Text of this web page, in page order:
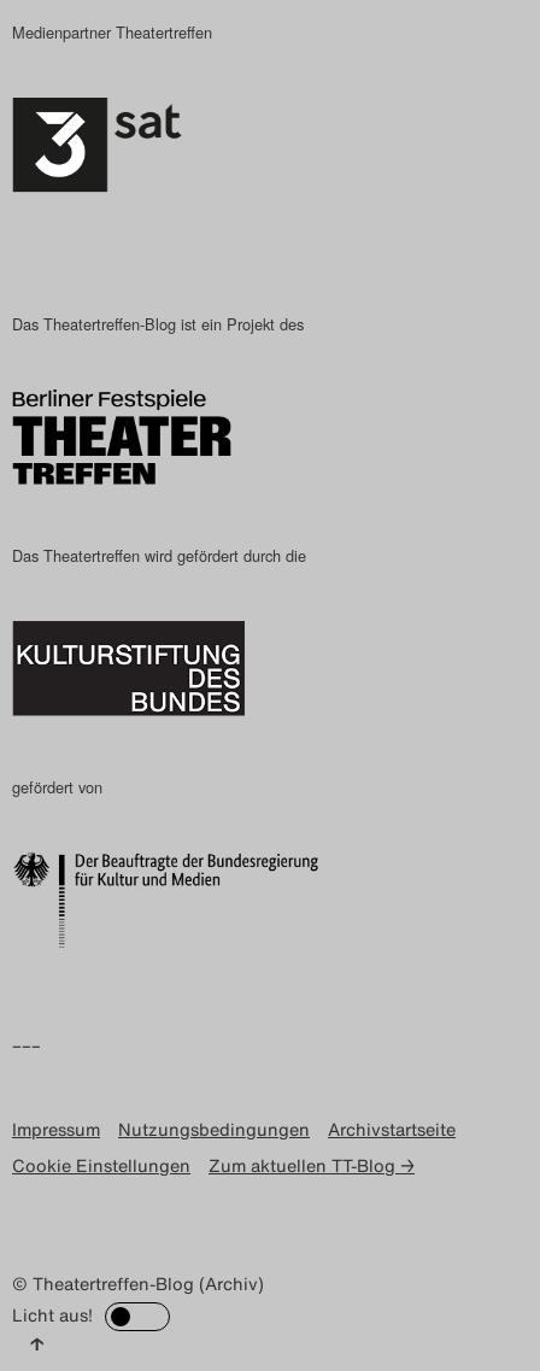
Medienpartner Theatertreffen
Das Theatertreffen-Blog ist ein Projekt des
Das Theatertreffen wird gefördert durch die
gefördert von
–––
Impressum Nutzungsbedingungen
Archivstartseite
Cookie Einstellungen
Zum aktuellen TT-Blog →
© Theatertreffen-Blog (Archiv)
Licht aus!
↑